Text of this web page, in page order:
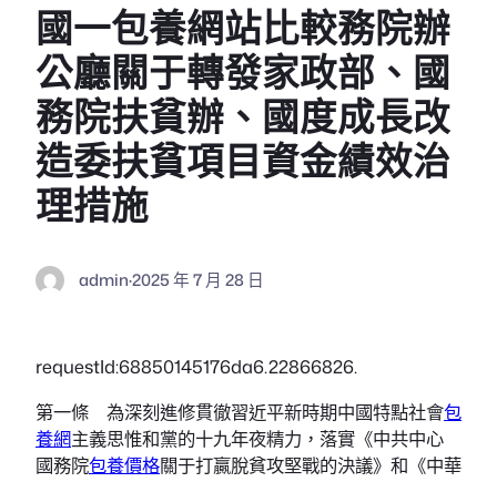
國一包養網站比較務院辦
公廳關于轉發家政部、國
務院扶貧辦、國度成長改
造委扶貧項目資金績效治
理措施
admin·2025 年 7 月 28 日
requestId:68850145176da6.22866826.
第一條 為深刻進修貫徹習近平新時期中國特點社會包
養網主義思惟和黨的十九年夜精力，落實《中共中心
國務院包養價格關于打贏脫貧攻堅戰的決議》和《中華